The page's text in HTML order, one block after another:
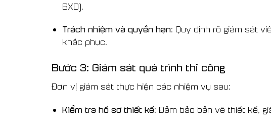
BXD).
Trách nhiệm và quyền hạn: Quy định rõ giám sát
khắc phục.
Bước 3: Giám sát quá trình thi công
Đơn vị giám sát thực hiện các nhiệm vụ sau:
Kiểm tra hồ sơ thiết kế: Đảm bảo bản vẽ thiết kế,